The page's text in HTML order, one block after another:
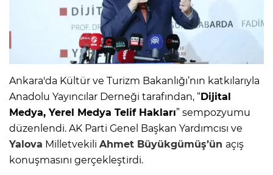
Ankara'da Kültür ve Turizm Bakanlığı’nın katkılarıyla
Anadolu Yayıncılar Derneği tarafından, “Dijital
Medya, Yerel Medya Telif Hakları” sempozyumu
düzenlendi. AK Parti Genel Başkan Yardımcısı ve
Yalova Milletvekili Ahmet Büyükgümüş’ün açış
konuşmasını gerçekleştirdi.